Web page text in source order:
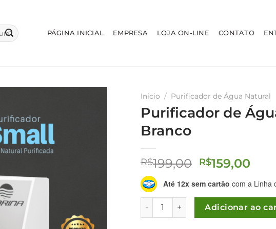
PÁGINA INICIAL EMPRESA LOJA ON-LINE CONTATO
Início / Purificador de Água Natural
Purificador de
Branco
R$199,00 O
original
era:
R$199,00.
R$159,00
é:
Até 12x sem cartão com a Linha
Purificador de Água Natural
Adicionar ao